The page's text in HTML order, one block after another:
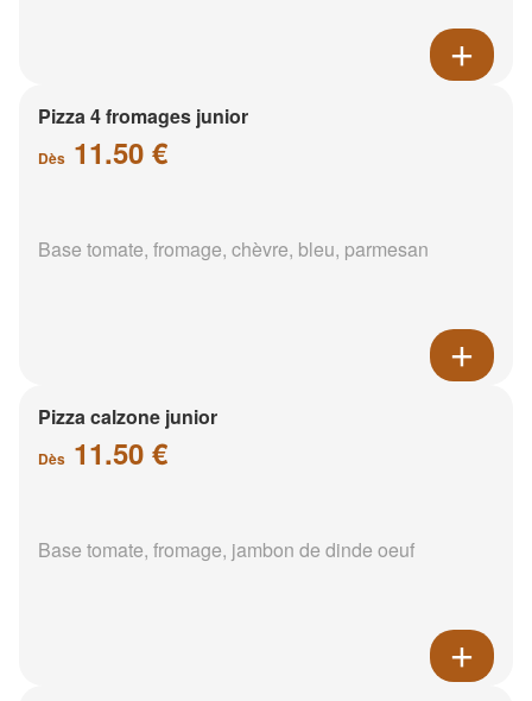
Pizza 4 fromages junior
Dès 11.50 €
Base tomate, fromage, chèvre, bleu, parmesan
Pizza calzone junior
Dès 11.50 €
Base tomate, fromage, jambon de dinde oeuf